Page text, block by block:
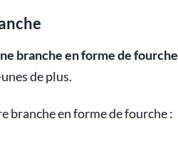
branche en forme de fourche
de plus.
branche en forme de fourche :